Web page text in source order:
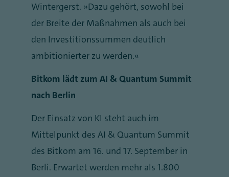
Wintergerst. „Dazu gehört, sowohl bei
der Breite der Maßnahmen als auch bei
den Investitionssummen deutlich
ambitionierter zu werden.“
Bitkom lädt zum AI & Quantum Summit
nach Berlin
Der Einsatz von KI steht auch im
Mittelpunkt des AI & Quantum Summit
des Bitkom am 16. und 17. September in
Berli. Erwartet werden mehr als 1.800